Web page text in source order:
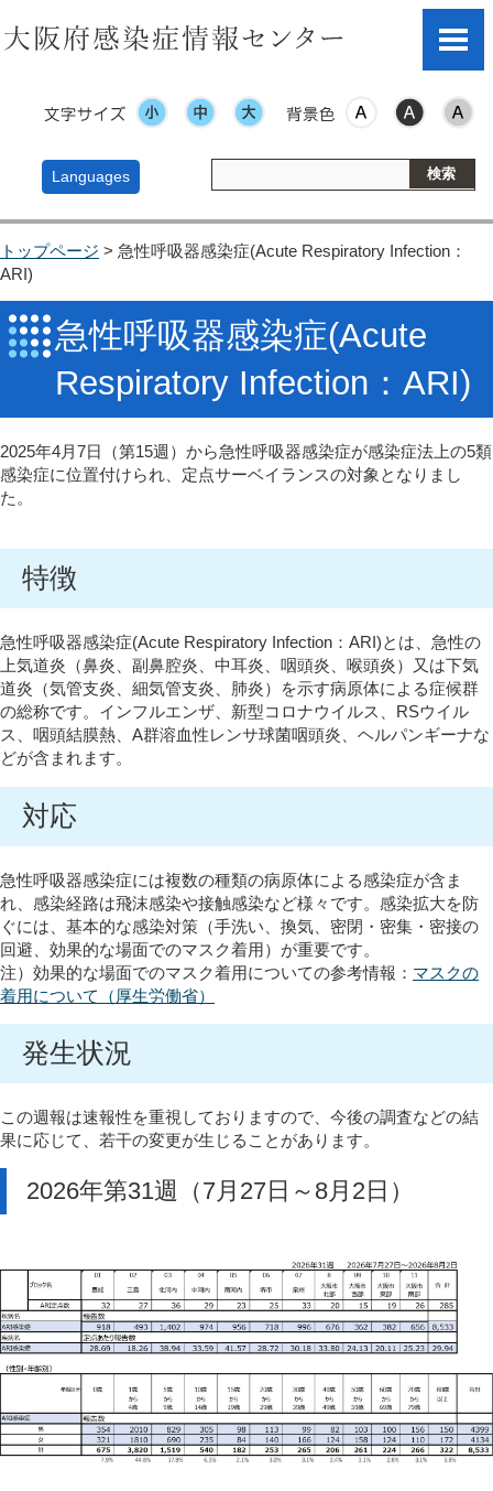
文字サイズ 表示色
Languages
トップページ > 急性呼吸器感染症(Acute Respiratory Infection：
ARI)
急性呼吸器感染症(Acute
Respiratory Infection：ARI)
2025年4月7日（第15週）から急性呼吸器感染症が感染症法上の5類
感染症に位置付けられ、定点サーベイランスの対象となりまし
た。
特徴
急性呼吸器感染症(Acute Respiratory Infection：ARI)とは、急性の
上気道炎（鼻炎、副鼻腔炎、中耳炎、咽頭炎、喉頭炎）又は下気
道炎（気管支炎、細気管支炎、肺炎）を示す病原体による症候群
の総称です。インフルエンザ、新型コロナウイルス、RSウイル
ス、咽頭結膜熱、A群溶血性レンサ球菌咽頭炎、ヘルパンギーナな
どが含まれます。
対応
急性呼吸器感染症には複数の種類の病原体による感染症が含ま
れ、感染経路は飛沫感染や接触感染など様々です。感染拡大を防
ぐには、基本的な感染対策（手洗い、換気、密閉・密集・密接の
回避、効果的な場面でのマスク着用）が重要です。
注）効果的な場面でのマスク着用についての参考情報： マスクの
着用について（厚生労働省）
発生状況
この週報は速報性を重視しておりますので、今後の調査などの結
果に応じて、若干の変更が生じることがあります。
2026年第31週（7月27日～8月2日）